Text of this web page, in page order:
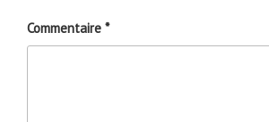
Commentaire *